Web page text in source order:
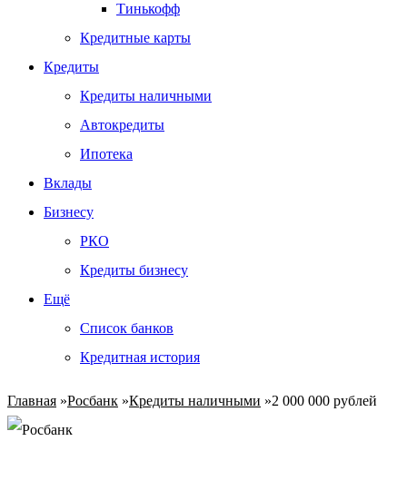
Тинькофф
Кредитные карты
Кредиты
Кредиты наличными
Автокредиты
Ипотека
Вклады
Бизнесу
РКО
Кредиты бизнесу
Ещё
Список банков
Кредитная история
Главная »Росбанк »Кредиты наличными »2 000 000 рублей